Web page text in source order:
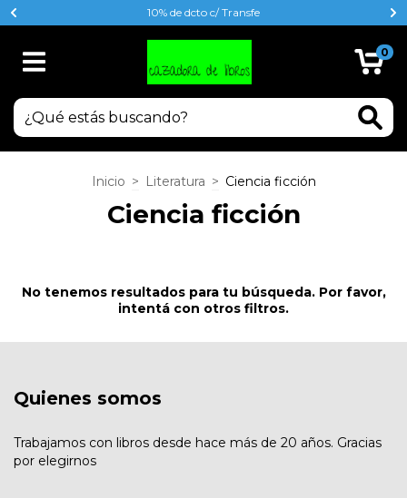
10% de dcto c/ Transfe
0
Inicio > Literatura > Ciencia ficción
Ciencia ficción
No tenemos resultados para tu búsqueda. Por favor,
intentá con otros filtros.
Quienes somos
Trabajamos con libros desde hace más de 20 años. Gracias
por elegirnos